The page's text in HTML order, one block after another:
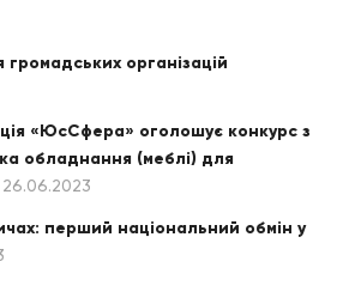
громадських організацій
«ЮсСфера» оголошує конкурс з
обладнання (меблі) для
26.06.2023
перший національний обмін у